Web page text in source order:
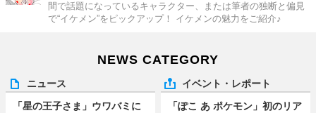
間で話題になっているキャラクター、または筆者の独断と偏見
で“イケメン”をピックアップ！ イケメンの魅力をご紹介♪
NEWS CATEGORY
ニュース
「星の王子さま」ウワバミに
イベント・レポート
「ぽこ あ ポケモン」初のリア